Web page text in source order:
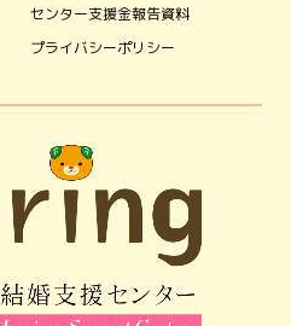
センター支援金報告資料
プライバシーポリシー